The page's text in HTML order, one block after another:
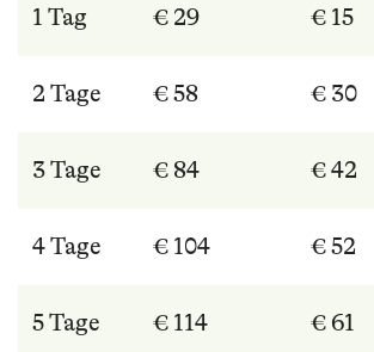
1 Tag € 29 € 15
2 Tage € 58 € 30
3 Tage € 84 € 42
4 Tage € 104 € 52
5 Tage € 114 € 61